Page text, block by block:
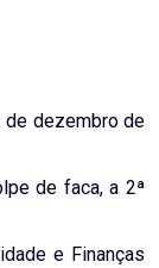
de dezembro de
de faca, a 2ª
e Finanças